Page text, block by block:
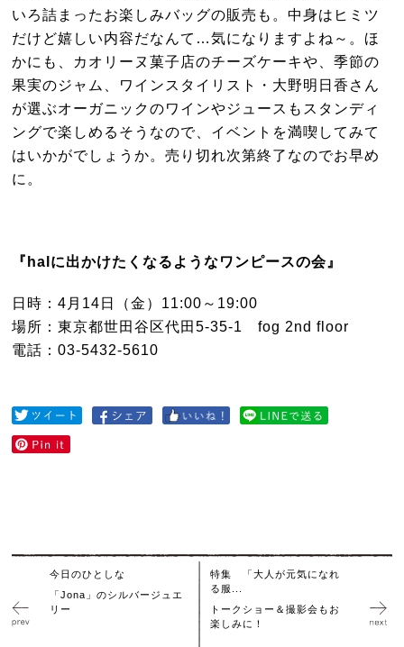
いろ詰まったお楽しみバッグの販売も。中身はヒミツ
だけど嬉しい内容だなんて…気になりますよね～。ほ
かにも、カオリーヌ菓子店のチーズケーキや、季節の
果実のジャム、ワインスタイリスト・大野明日香さん
が選ぶオーガニックのワインやジュースもスタンディ
ングで楽しめるそうなので、イベントを満喫してみて
はいかがでしょうか。売り切れ次第終了なのでお早め
に。
『halに出かけたくなるようなワンピースの会』
日時：4月14日（金）11:00～19:00
場所：東京都世田谷区代田5-35-1 fog 2nd floor
電話：03-5432-5610
今日のひとしな
「Jona」のシルバージュエ
リー
特集 「大人が元気になれ
る服...
トークショー＆撮影会もお
楽しみに！